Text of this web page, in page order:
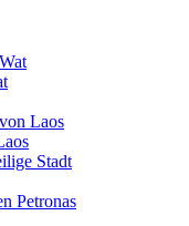
Laos
Stadt
Petronas